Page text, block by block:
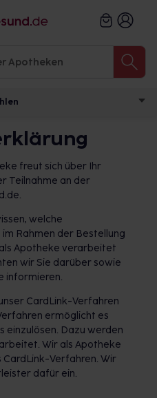
freut sich über Ihr
Teilnahme an der
welche
Rahmen der Bestellung
Apotheke verarbeitet
wir Sie darüber sowie
informieren.
CardLink-Verfahren
ermöglicht es
einzulösen. Dazu werden
Wir als Apotheke
Verfahren. Wir
dafür ein.